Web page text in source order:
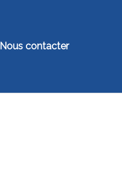
Nous contacter